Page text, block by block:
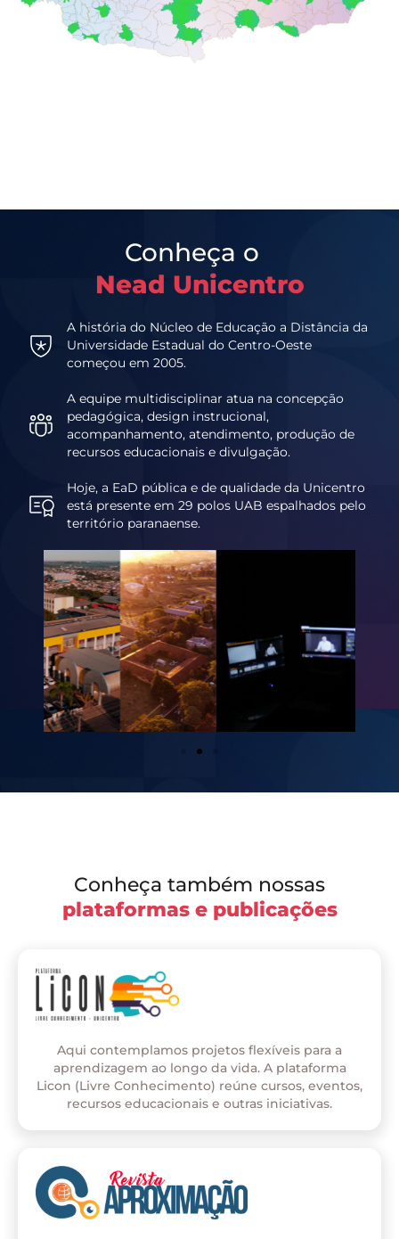
Conheça o
Nead Unicentro
A história do Núcleo de Educação a Distância da
Universidade Estadual do Centro-Oeste
começou em 2005.
A equipe multidisciplinar atua na concepção
pedagógica, design instrucional,
acompanhamento, atendimento, produção de
recursos educacionais e divulgação.
Hoje, a EaD pública e de qualidade da Unicentro
está presente em 29 polos UAB espalhados pelo
território paranaense.
Conheça também nossas
plataformas e publicações
Aqui contemplamos projetos flexíveis para a
aprendizagem ao longo da vida. A plataforma
Licon (Livre Conhecimento) reúne cursos, eventos,
recursos educacionais e outras iniciativas.